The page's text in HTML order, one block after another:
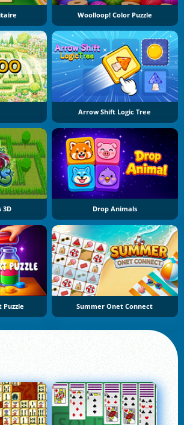
Woolloop! Color Puzzle
Arrow Shift Logic Tree
3D Drop Animals
Puzzle Summer Onet Connect